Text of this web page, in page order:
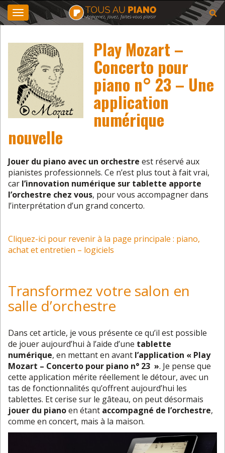
Toggle
navigation
Play Mozart –
Concerto pour
piano n° 23 – Une
application
numérique
nouvelle
Jouer du piano avec un orchestre est réservé aux
pianistes professionnels. Ce n’est plus tout à fait vrai,
car l’innovation numérique sur tablette apporte
l’orchestre chez vous, pour vous accompagner dans
l’interprétation d’un grand concerto.
Cliquez-ici pour revenir à la page principale : piano,
achat et entretien – logiciels
Transformez votre salon en
salle d’orchestre
Dans cet article, je vous présente ce qu’il est possible
de jouer aujourd’hui à l’aide d’une tablette
numérique, en mettant en avant l’application « Play
Mozart – Concerto pour piano n° 23 ». Je pense que
cette application mérite réellement le détour, avec un
tas de fonctionnalités qu’offrent aujourd’hui les
tablettes. Et cerise sur le gâteau, on peut désormais
jouer du pianoen étant accompagné de l’orchestre,
comme en concert, mais à la maison.